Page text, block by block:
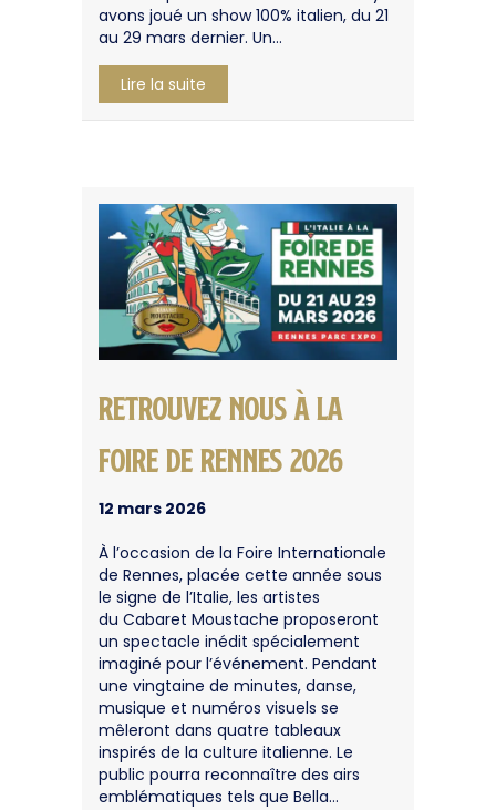
avons joué un show 100% italien, du 21
au 29 mars dernier. Un…
Lire la suite
Retrouvez nous à la
foire de Rennes 2026
12 mars 2026
À l’occasion de la Foire Internationale
de Rennes, placée cette année sous
le signe de l’Italie, les artistes
du Cabaret Moustache proposeront
un spectacle inédit spécialement
imaginé pour l’événement. Pendant
une vingtaine de minutes, danse,
musique et numéros visuels se
mêleront dans quatre tableaux
inspirés de la culture italienne. Le
public pourra reconnaître des airs
emblématiques tels que Bella…